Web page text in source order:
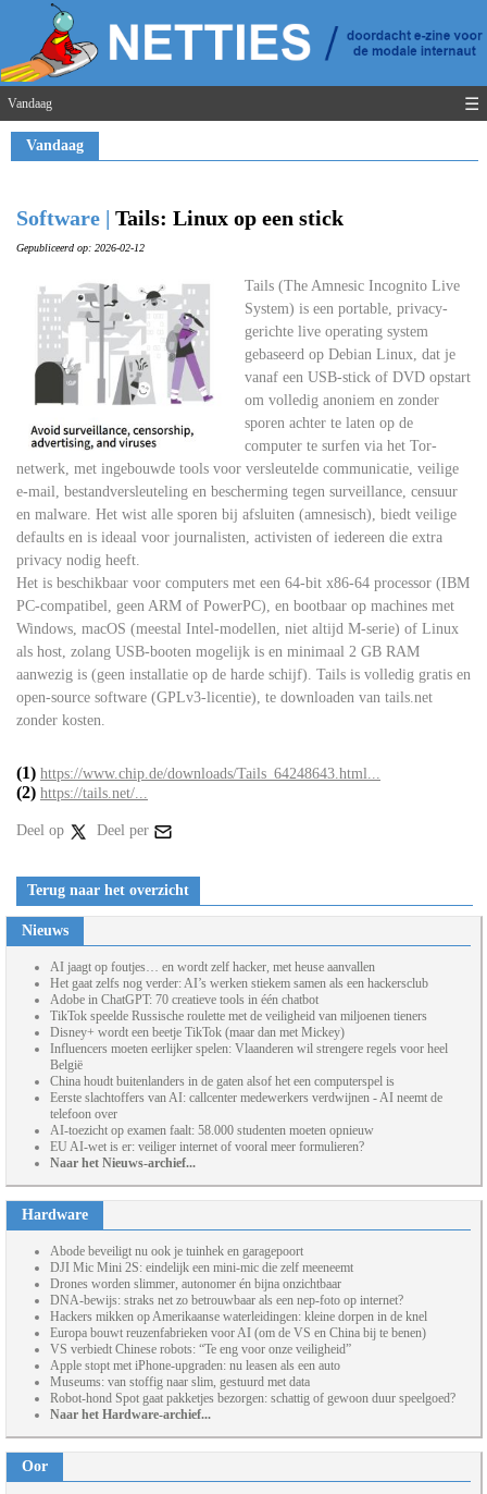
Vandaag ☰
Vandaag
Software | Tails: Linux op een stick
Gepubliceerd op: 2026-02-12
Tails (The Amnesic Incognito Live
System) is een portable, privacy-
gerichte live operating system
gebaseerd op Debian Linux, dat je
vanaf een USB-stick of DVD opstart
om volledig anoniem en zonder
sporen achter te laten op de
computer te surfen via het Tor-
netwerk, met ingebouwde tools voor versleutelde communicatie, veilige
e-mail, bestandversleuteling en bescherming tegen surveillance, censuur
en malware. Het wist alle sporen bij afsluiten (amnesisch), biedt veilige
defaults en is ideaal voor journalisten, activisten of iedereen die extra
privacy nodig heeft.
Het is beschikbaar voor computers met een 64-bit x86-64 processor (IBM
PC-compatibel, geen ARM of PowerPC), en bootbaar op machines met
Windows, macOS (meestal Intel-modellen, niet altijd M-serie) of Linux
als host, zolang USB-booten mogelijk is en minimaal 2 GB RAM
aanwezig is (geen installatie op de harde schijf). Tails is volledig gratis en
open-source software (GPLv3-licentie), te downloaden van tails.net
zonder kosten.
(1) https://www.chip.de/downloads/Tails_64248643.html...
(2) https://tails.net/...
Deel op Deel per
Terug naar het overzicht
Nieuws
AI jaagt op foutjes… en wordt zelf hacker, met heuse aanvallen
Het gaat zelfs nog verder: AI’s werken stiekem samen als een hackersclub
Adobe in ChatGPT: 70 creatieve tools in één chatbot
TikTok speelde Russische roulette met de veiligheid van miljoenen tieners
Disney+ wordt een beetje TikTok (maar dan met Mickey)
Influencers moeten eerlijker spelen: Vlaanderen wil strengere regels voor heel
België
China houdt buitenlanders in de gaten alsof het een computerspel is
Eerste slachtoffers van AI: callcenter medewerkers verdwijnen - AI neemt de
telefoon over
AI-toezicht op examen faalt: 58.000 studenten moeten opnieuw
EU AI-wet is er: veiliger internet of vooral meer formulieren?
Naar het Nieuws-archief...
Hardware
Abode beveiligt nu ook je tuinhek en garagepoort
DJI Mic Mini 2S: eindelijk een mini-mic die zelf meeneemt
Drones worden slimmer, autonomer én bijna onzichtbaar
DNA-bewijs: straks net zo betrouwbaar als een nep-foto op internet?
Hackers mikken op Amerikaanse waterleidingen: kleine dorpen in de knel
Europa bouwt reuzenfabrieken voor AI (om de VS en China bij te benen)
VS verbiedt Chinese robots: “Te eng voor onze veiligheid”
Apple stopt met iPhone-upgraden: nu leasen als een auto
Museums: van stoffig naar slim, gestuurd met data
Robot-hond Spot gaat pakketjes bezorgen: schattig of gewoon duur speelgoed?
Naar het Hardware-archief...
Oor